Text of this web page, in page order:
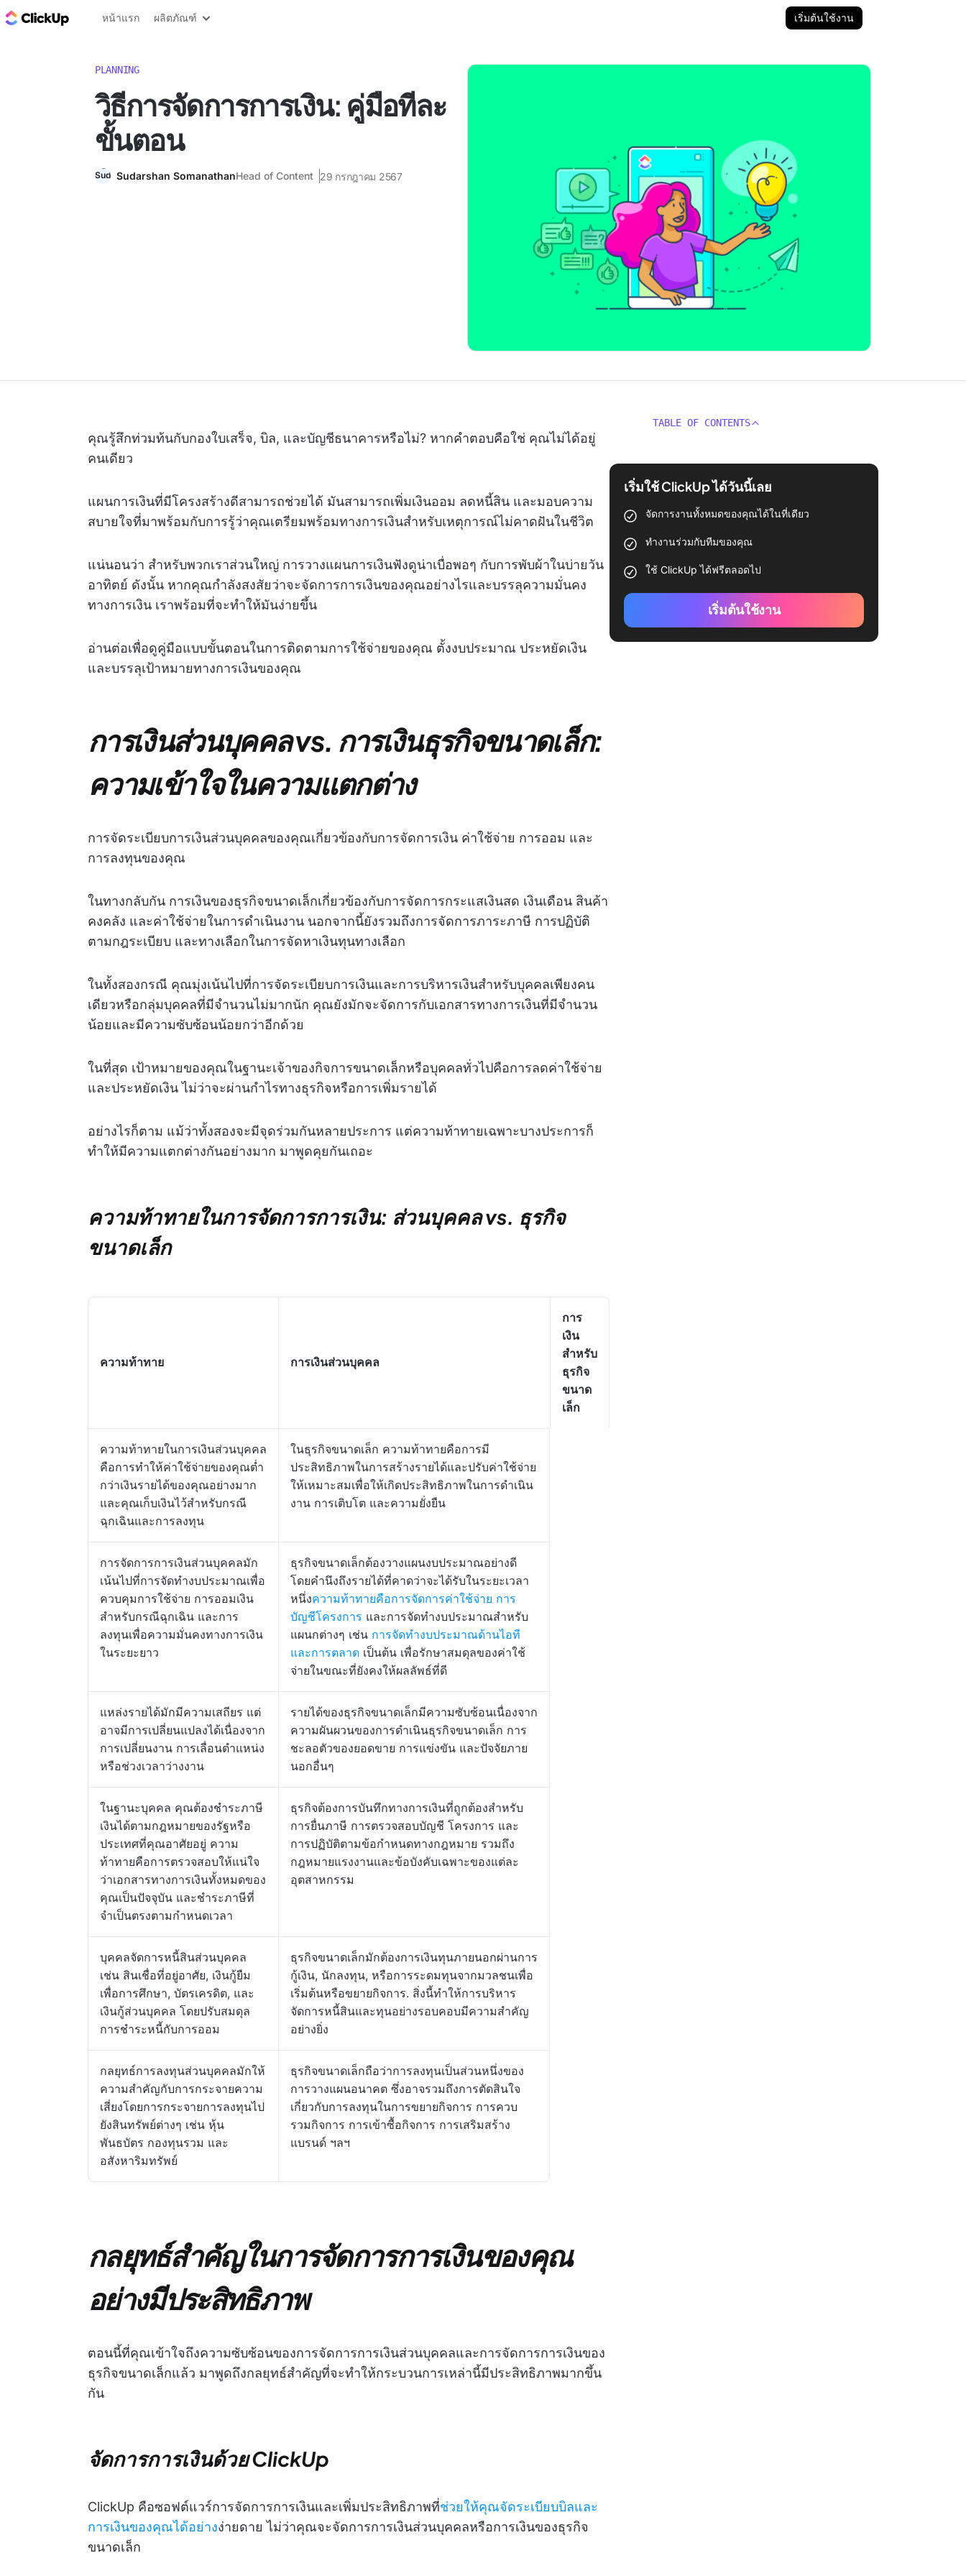
บล็อก ClickUp
หน้าแรก ผลิตภัณฑ์ เริ่มต้นใช้งาน
PLANNING
วิธีการจัดการการเงิน: คู่มือทีละ
ขั้นตอน
Sudarshan SomanathanHead of Content 29 กรกฎาคม 2567
คุณรู้สึกท่วมท้นกับกองใบเสร็จ, บิล, และบัญชีธนาคารหรือไม่? หากคำตอบคือใช่ คุณไม่ได้อยู่
คนเดียว
แผนการเงินที่มีโครงสร้างดีสามารถช่วยได้ มันสามารถเพิ่มเงินออม ลดหนี้สิน และมอบความ
สบายใจที่มาพร้อมกับการรู้ว่าคุณเตรียมพร้อมทางการเงินสำหรับเหตุการณ์ไม่คาดฝันในชีวิต
แน่นอนว่า สำหรับพวกเราส่วนใหญ่ การวางแผนการเงินฟังดูน่าเบื่อพอๆ กับการพับผ้าในบ่ายวัน
อาทิตย์ ดังนั้น หากคุณกำลังสงสัยว่าจะจัดการการเงินของคุณอย่างไรและบรรลุความมั่นคง
ทางการเงิน เราพร้อมที่จะทำให้มันง่ายขึ้น
อ่านต่อเพื่อดูคู่มือแบบขั้นตอนในการติดตามการใช้จ่ายของคุณ ตั้งงบประมาณ ประหยัดเงิน
และบรรลุเป้าหมายทางการเงินของคุณ
การเงินส่วนบุคคล vs. การเงินธุรกิจขนาดเล็ก:
ความเข้าใจในความแตกต่าง
การจัดระเบียบการเงินส่วนบุคคลของคุณเกี่ยวข้องกับการจัดการเงิน ค่าใช้จ่าย การออม และ
การลงทุนของคุณ
ในทางกลับกัน การเงินของธุรกิจขนาดเล็กเกี่ยวข้องกับการจัดการกระแสเงินสด เงินเดือน สินค้า
คงคลัง และค่าใช้จ่ายในการดำเนินงาน นอกจากนี้ยังรวมถึงการจัดการภาระภาษี การปฏิบัติ
ตามกฎระเบียบ และทางเลือกในการจัดหาเงินทุนทางเลือก
ในทั้งสองกรณี คุณมุ่งเน้นไปที่การจัดระเบียบการเงินและการบริหารเงินสำหรับบุคคลเพียงคน
เดียวหรือกลุ่มบุคคลที่มีจำนวนไม่มากนัก คุณยังมักจะจัดการกับเอกสารทางการเงินที่มีจำนวน
น้อยและมีความซับซ้อนน้อยกว่าอีกด้วย
ในที่สุด เป้าหมายของคุณในฐานะเจ้าของกิจการขนาดเล็กหรือบุคคลทั่วไปคือการลดค่าใช้จ่าย
และประหยัดเงิน ไม่ว่าจะผ่านกำไรทางธุรกิจหรือการเพิ่มรายได้
อย่างไรก็ตาม แม้ว่าทั้งสองจะมีจุดร่วมกันหลายประการ แต่ความท้าทายเฉพาะบางประการก็
ทำให้มีความแตกต่างกันอย่างมาก มาพูดคุยกันเถอะ
ความท้าทายในการจัดการการเงิน: ส่วนบุคคล vs. ธุรกิจ
ขนาดเล็ก
ความท้าทาย การเงินส่วนบุคคล
การ
เงิน
สำหรับ
ธุรกิจ
ขนาด
เล็ก
ความท้าทายในการเงินส่วนบุคคล
คือการทำให้ค่าใช้จ่ายของคุณต่ำ
กว่าเงินรายได้ของคุณอย่างมาก
และคุณเก็บเงินไว้สำหรับกรณี
ฉุกเฉินและการลงทุน
ในธุรกิจขนาดเล็ก ความท้าทายคือการมี
ประสิทธิภาพในการสร้างรายได้และปรับค่าใช้จ่าย
ให้เหมาะสมเพื่อให้เกิดประสิทธิภาพในการดำเนิน
งาน การเติบโต และความยั่งยืน
การจัดการการเงินส่วนบุคคลมัก
เน้นไปที่การจัดทำงบประมาณเพื่อ
ควบคุมการใช้จ่าย การออมเงิน
สำหรับกรณีฉุกเฉิน และการ
ลงทุนเพื่อความมั่นคงทางการเงิน
ในระยะยาว
ธุรกิจขนาดเล็กต้องวางแผนงบประมาณอย่างดี
โดยคำนึงถึงรายได้ที่คาดว่าจะได้รับในระยะเวลา
หนึ่งความท้าทายคือการจัดการค่าใช้จ่าย การ
บัญชีโครงการ และการจัดทำงบประมาณสำหรับ
แผนกต่างๆ เช่น การจัดทำงบประมาณด้านไอที
และการตลาด เป็นต้น เพื่อรักษาสมดุลของค่าใช้
จ่ายในขณะที่ยังคงให้ผลลัพธ์ที่ดี
แหล่งรายได้มักมีความเสถียร แต่
อาจมีการเปลี่ยนแปลงได้เนื่องจาก
การเปลี่ยนงาน การเลื่อนตำแหน่ง
หรือช่วงเวลาว่างงาน
รายได้ของธุรกิจขนาดเล็กมีความซับซ้อนเนื่องจาก
ความผันผวนของการดำเนินธุรกิจขนาดเล็ก การ
ชะลอตัวของยอดขาย การแข่งขัน และปัจจัยภาย
นอกอื่นๆ
ในฐานะบุคคล คุณต้องชำระภาษี
เงินได้ตามกฎหมายของรัฐหรือ
ประเทศที่คุณอาศัยอยู่ ความ
ท้าทายคือการตรวจสอบให้แน่ใจ
ว่าเอกสารทางการเงินทั้งหมดของ
คุณเป็นปัจจุบัน และชำระภาษีที่
จำเป็นตรงตามกำหนดเวลา
ธุรกิจต้องการบันทึกทางการเงินที่ถูกต้องสำหรับ
การยื่นภาษี การตรวจสอบบัญชี โครงการ และ
การปฏิบัติตามข้อกำหนดทางกฎหมาย รวมถึง
กฎหมายแรงงานและข้อบังคับเฉพาะของแต่ละ
อุตสาหกรรม
บุคคลจัดการหนี้สินส่วนบุคคล
เช่น สินเชื่อที่อยู่อาศัย, เงินกู้ยืม
เพื่อการศึกษา, บัตรเครดิต, และ
เงินกู้ส่วนบุคคล โดยปรับสมดุล
การชำระหนี้กับการออม
ธุรกิจขนาดเล็กมักต้องการเงินทุนภายนอกผ่านการ
กู้เงิน, นักลงทุน, หรือการระดมทุนจากมวลชนเพื่อ
เริ่มต้นหรือขยายกิจการ. สิ่งนี้ทำให้การบริหาร
จัดการหนี้สินและทุนอย่างรอบคอบมีความสำคัญ
อย่างยิ่ง
กลยุทธ์การลงทุนส่วนบุคคลมักให้
ความสำคัญกับการกระจายความ
เสี่ยงโดยการกระจายการลงทุนไป
ยังสินทรัพย์ต่างๆ เช่น หุ้น
พันธบัตร กองทุนรวม และ
อสังหาริมทรัพย์
ธุรกิจขนาดเล็กถือว่าการลงทุนเป็นส่วนหนึ่งของ
การวางแผนอนาคต ซึ่งอาจรวมถึงการตัดสินใจ
เกี่ยวกับการลงทุนในการขยายกิจการ การควบ
รวมกิจการ การเข้าซื้อกิจการ การเสริมสร้าง
แบรนด์ ฯลฯ
กลยุทธ์สำคัญในการจัดการการเงินของคุณ
อย่างมีประสิทธิภาพ
ตอนนี้ที่คุณเข้าใจถึงความซับซ้อนของการจัดการการเงินส่วนบุคคลและการจัดการการเงินของ
ธุรกิจขนาดเล็กแล้ว มาพูดถึงกลยุทธ์สำคัญที่จะทำให้กระบวนการเหล่านี้มีประสิทธิภาพมากขึ้น
กัน
จัดการการเงินด้วย ClickUp
ClickUp คือซอฟต์แวร์การจัดการการเงินและเพิ่มประสิทธิภาพที่ช่วยให้คุณจัดระเบียบบิลและ
การเงินของคุณได้อย่างง่ายดาย ไม่ว่าคุณจะจัดการการเงินส่วนบุคคลหรือการเงินของธุรกิจ
ขนาดเล็ก
TABLE OF CONTENTS
เริ่มใช้ ClickUp ได้วันนี้เลย
จัดการงานทั้งหมดของคุณได้ในที่เดียว
ทำงานร่วมกับทีมของคุณ
ใช้ ClickUp ได้ฟรีตลอดไป
เริ่มต้นใช้งาน